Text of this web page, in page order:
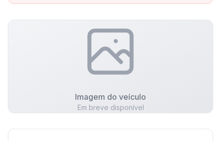
Imagem do veículo
Em breve disponível